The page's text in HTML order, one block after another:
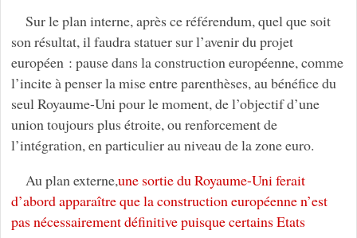
Sur le plan interne, après ce référendum, quel que soit
son résultat, il faudra statuer sur l’avenir du projet
européen : pause dans la construction européenne, comme
l’incite à penser la mise entre parenthèses, au bénéfice du
seul Royaume-Uni pour le moment, de l’objectif d’une
union toujours plus étroite, ou renforcement de
l’intégration, en particulier au niveau de la zone euro.
Au plan externe,une sortie du Royaume-Uni ferait
d’abord apparaître que la construction européenne n’est
pas nécessairement définitive puisque certains Etats